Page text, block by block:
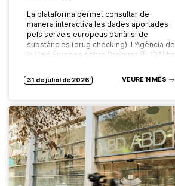
La plataforma permet consultar de
manera interactiva les dades aportades
pels serveis europeus d’anàlisi de
substàncies (drug checking). L’Agència de
la Unió Europea sobre Drogues (EUDA) ha
31 de juliol de 2026 VEURE’N MÉS